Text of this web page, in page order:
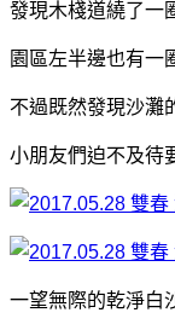
發現木棧道繞了一
園區左半邊也有一
不過既然發現沙灘
小朋友們迫不及待
一望無際的乾淨白